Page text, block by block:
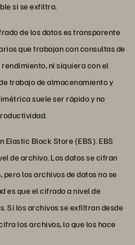
si se exfiltra.
de los datos es transparente
que trabajan con consultas de
rendimiento, ni siquiera con el
trabajo de almacenamiento y
suele ser rápido y no
Block Store (EBS). EBS
de archivo. Los datos se cifran
los archivos de datos no se
es que el cifrado a nivel de
Si los archivos se exfiltran desde
los archivos, lo que los hace